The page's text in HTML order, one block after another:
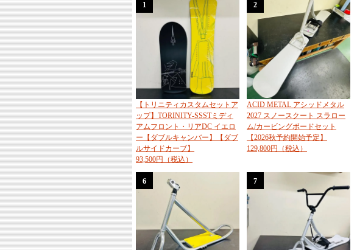
1
【トリニティカスタムセットア
ップ】TORINITY-SSSTミディ
アムフロント・リアDC イエロ
ー【ダブルキャンバー】【ダブ
ルサイドカーブ】
93,500円（税込）
2
ACID METAL アシッドメタル
2027 スノースクート スラロー
ム/カービングボードセット
【2026秋予約開始予定】
129,800円（税込）
6 7